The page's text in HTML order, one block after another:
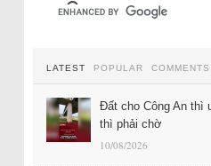
LATEST POPULAR COMMENTS
Đất cho Công An thì
thì phải chờ
10/08/2026